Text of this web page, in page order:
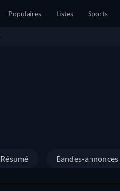
Populaires Listes Sports
Résumé Bandes-annonces